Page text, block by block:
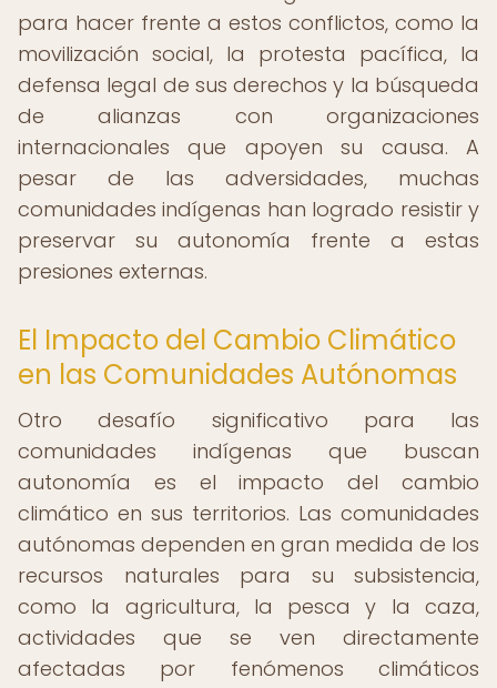
para hacer frente a estos conflictos, como la
movilización social, la protesta pacífica, la
defensa legal de sus derechos y la búsqueda
de alianzas con organizaciones
internacionales que apoyen su causa. A
pesar de las adversidades, muchas
comunidades indígenas han logrado resistir y
preservar su autonomía frente a estas
presiones externas.
El Impacto del Cambio Climático
en las Comunidades Autónomas
Otro desafío significativo para las
comunidades indígenas que buscan
autonomía es el impacto del cambio
climático en sus territorios. Las comunidades
autónomas dependen en gran medida de los
recursos naturales para su subsistencia,
como la agricultura, la pesca y la caza,
actividades que se ven directamente
afectadas por fenómenos climáticos